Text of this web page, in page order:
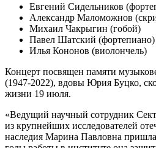
Евгений Сидельников
Александр Маломожнов
Михаил Чакрыгин (гобой)
Павел Шатский (фортепиано)
Илья Кононов (виолончель)
Концерт посвящен памяти
(1947-2022), вдовы Юрия Буцко,
жизни 19 июля.
«Ведущий научный сотрудник
из крупнейших исследователей
наследия Марина Павловна пришла